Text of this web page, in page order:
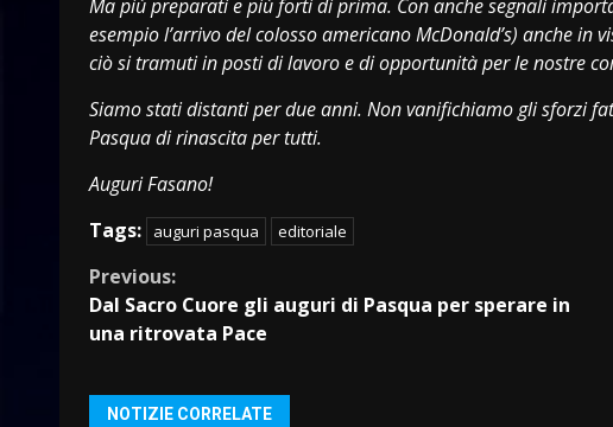
Ma più preparati e più forti di prima. Con anche segnali
esempio l’arrivo del colosso americano McDonald’s) anche in
ciò si tramuti in posti di lavoro e di opportunità per le nostre
Siamo stati distanti per due anni. Non vanifichiamo gli sforzi
Pasqua di rinascita per tutti.
Auguri Fasano!
Tags:
auguri pasqua editoriale
Continue
Reading
Previous:
Dal Sacro Cuore gli auguri di Pasqua per sperare in
una ritrovata Pace
NOTIZIE CORRELATE